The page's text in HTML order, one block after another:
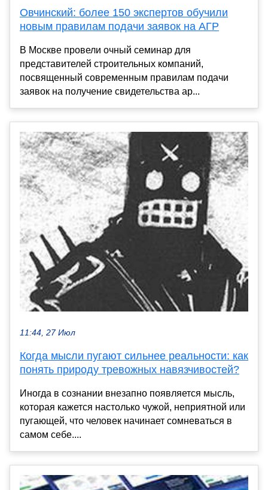
Овчинский: более 150 экспертов обучили
новым правилам подачи заявок на АГР
В Москве провели очный семинар для
представителей строительных компаний,
посвященный современным правилам подачи
заявок на получение свидетельства ар...
11:44, 27 Июл
Когда мысли пугают сильнее реальности: как
понять природу тревожных навязчивостей?
Иногда в сознании внезапно появляется мысль,
которая кажется настолько чужой, неприятной или
пугающей, что человек начинает сомневаться в
самом себе....